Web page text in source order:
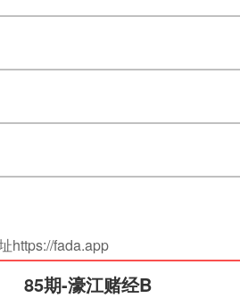
https://fada.app
85期-濠江赌经B